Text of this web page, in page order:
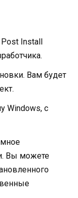
Post Install
Вам будет
Windows, с
Вы можете